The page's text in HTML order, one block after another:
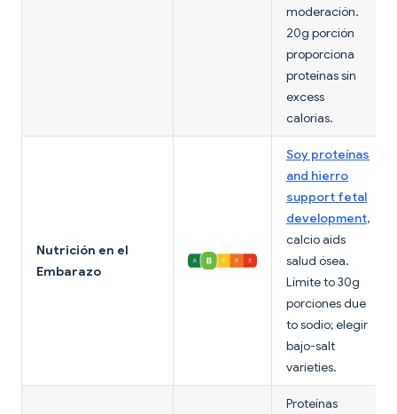
moderación.
20g porción
proporciona
proteínas sin
excess
calorías.
Nutrición en el
Embarazo
Soy proteínas
and hierro
support fetal
development,
calcio aids
salud ósea.
Límite to 30g
porciones due
to sodio; elegir
bajo-salt
varieties.
Proteínas